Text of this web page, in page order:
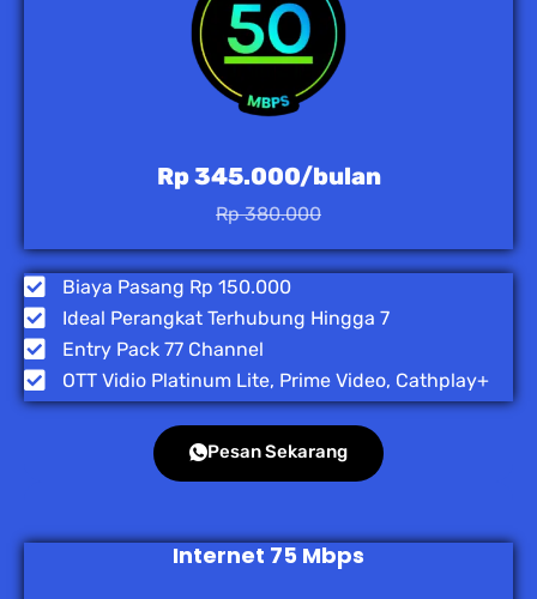
Rp 345.000/bulan
Rp 380.000
Biaya Pasang Rp 150.000
Ideal Perangkat Terhubung Hingga 7
Entry Pack 77 Channel
OTT Vidio Platinum Lite, Prime Video, Cathplay+
Pesan Sekarang
Internet 75 Mbps